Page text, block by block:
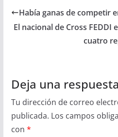
Había ganas de competir
El nacional de Cross FEDDI
cuatro
Deja una respuesta
Tu dirección de correo
publicada. Los campos
con *